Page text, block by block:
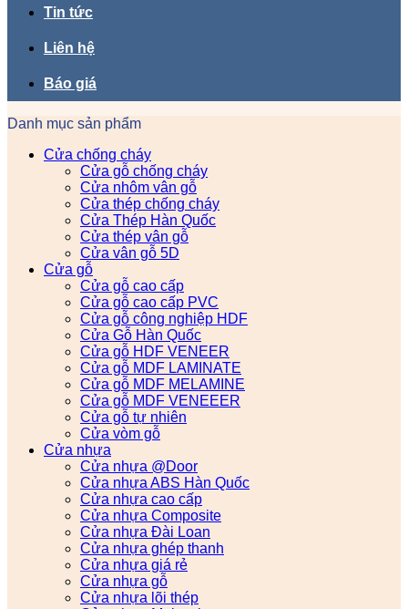
Tin tức
Liên hệ
Báo giá
Danh mục sản phẩm
Cửa chống cháy
Cửa gỗ chống cháy
Cửa nhôm vân gỗ
Cửa thép chống cháy
Cửa Thép Hàn Quốc
Cửa thép vân gỗ
Cửa vân gỗ 5D
Cửa gỗ
Cửa gỗ cao cấp
Cửa gỗ cao cấp PVC
Cửa gỗ công nghiệp HDF
Cửa Gỗ Hàn Quốc
Cửa gỗ HDF VENEER
Cửa gỗ MDF LAMINATE
Cửa gỗ MDF MELAMINE
Cửa gỗ MDF VENEEER
Cửa gỗ tự nhiên
Cửa vòm gỗ
Cửa nhựa
Cửa nhựa @Door
Cửa nhựa ABS Hàn Quốc
Cửa nhựa cao cấp
Cửa nhựa Composite
Cửa nhựa Đài Loan
Cửa nhựa ghép thanh
Cửa nhựa giá rẻ
Cửa nhựa gỗ
Cửa nhựa lõi thép